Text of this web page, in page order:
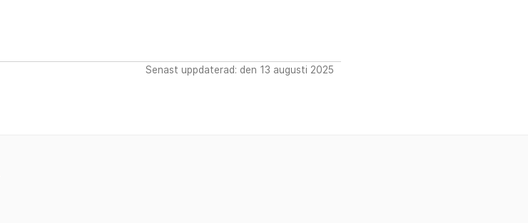
Senast uppdaterad: den 13 augusti 2025